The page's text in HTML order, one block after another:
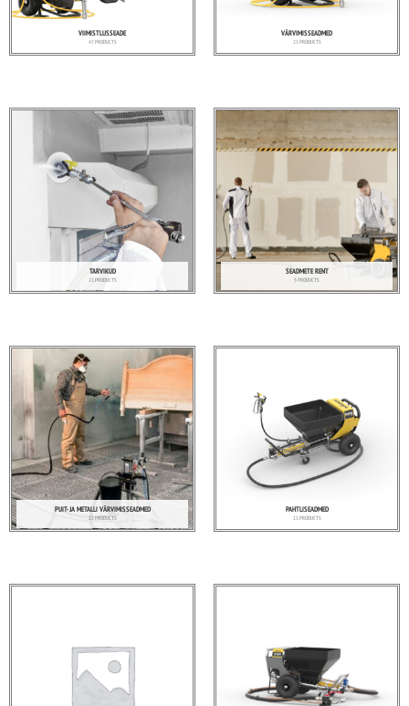
VIIMISTLUSSEADE
47 PRODUCTS
VÄRVIMISSEADMED
23 PRODUCTS
TARVIKUD
22 PRODUCTS
SEADMETE RENT
5 PRODUCTS
PUIT- JA METALLI VÄRVIMISSEADMED
22 PRODUCTS
PAHTLISEADMED
11 PRODUCTS